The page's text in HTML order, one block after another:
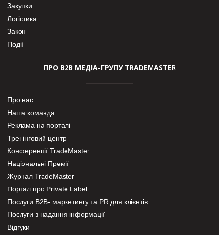
Закупки
Логістика
Закон
Події
ПРО В2В МЕДІА-ГРУПУ TRADEMASTER
Про нас
Наша команда
Реклама на порталі
Тренінговий центр
Конференції TradeMaster
Національні Премії
Журнал TradeMaster
Портал про Private Label
Послуги В2В- маркетингу та PR для клієнтів
Послуги з надання інформації
Відгуки